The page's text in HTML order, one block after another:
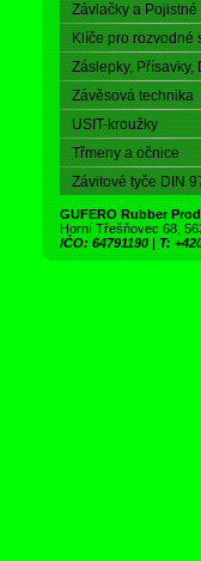
Závlačky a Pojistné
Klíče pro rozvodné
Záslepky, Přísavky,
Závěsová technika
USIT-kroužky
Třmeny a očnice
Závitové tyče DIN
GUFERO Rubber
Horní Třešňovec 68,
IČO: 64791190 | T: